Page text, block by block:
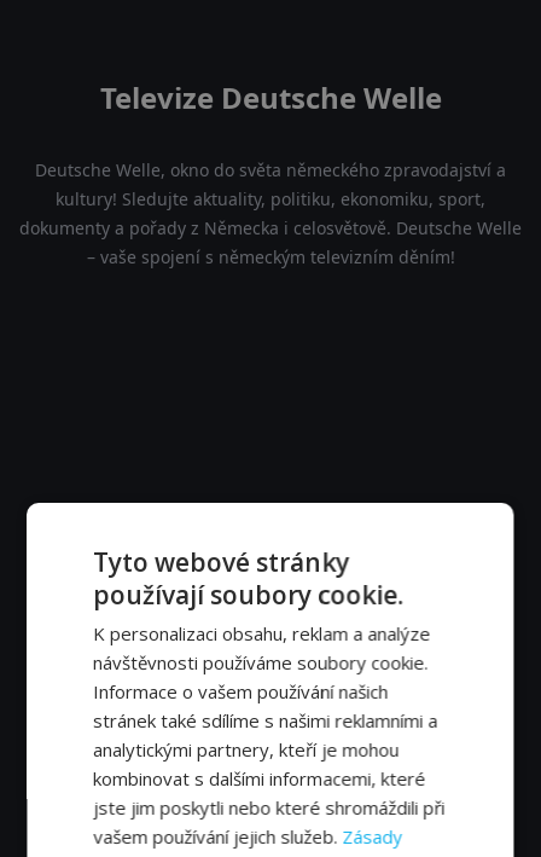
Televize Deutsche Welle
Deutsche Welle, okno do světa německého zpravodajství a
kultury! Sledujte aktuality, politiku, ekonomiku, sport,
dokumenty a pořady z Německa i celosvětově. Deutsche Welle
– vaše spojení s německým televizním děním!
Tyto webové stránky
používají soubory cookie.
K personalizaci obsahu, reklam a analýze
návštěvnosti používáme soubory cookie.
Informace o vašem používání našich
stránek také sdílíme s našimi reklamními a
analytickými partnery, kteří je mohou
kombinovat s dalšími informacemi, které
jste jim poskytli nebo které shromáždili při
vašem používání jejich služeb. Zásady